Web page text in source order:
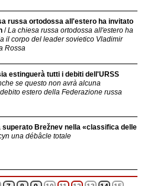
russa ortodossa all'estero ha invitato
/La chiesa russa ortodossa all'estero ha
il corpo del leader sovietico Vladimir
Rossa
estinguerà tutti i debiti dell'URSS
se questo non avrà alcuna
estero della Federazione russa
superato Brežnev nella «classifica delle
una débâcle totale